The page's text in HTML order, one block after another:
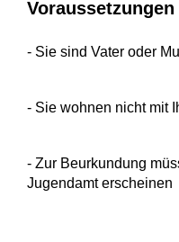
Voraussetzungen
- Sie sind Vater oder
- Sie wohnen nicht mit
- Zur Beurkundung
Jugendamt erscheinen